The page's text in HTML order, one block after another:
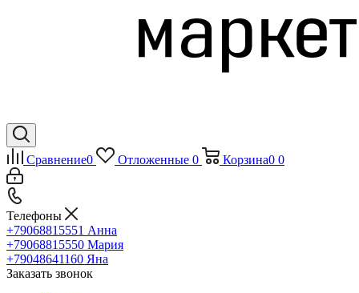
Сравнение0 Отложенные 0 Корзина0 0
Телефоны
+79068815551 Анна
+79068815550 Мария
+79048641160 Яна
Заказать звонок